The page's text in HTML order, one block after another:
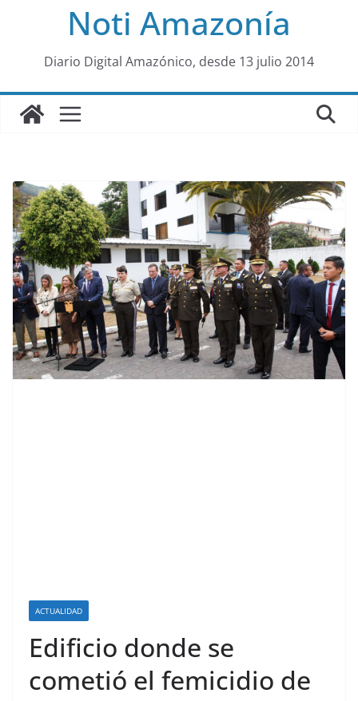
al
Noti Amazonía
Diario Digital Amazónico, desde 13 julio 2014
ACTUALIDAD
Edificio donde se
cometió el femicidio de